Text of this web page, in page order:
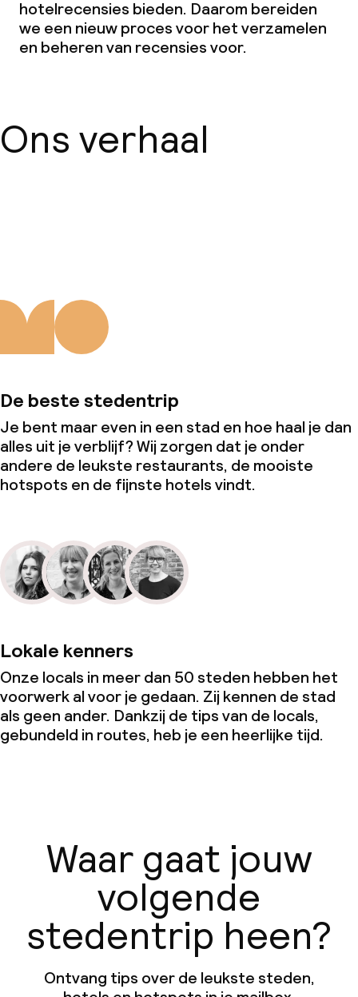
Zakelijke faciliteiten
Vergaderruimte
hotelrecensies bieden. Daarom bereiden
we een nieuw proces voor het verzamelen
en beheren van recensies voor.
Ons verhaal
De beste stedentrip
Je bent maar even in een stad en hoe haal je dan
alles uit je verblijf? Wij zorgen dat je onder
andere de leukste restaurants, de mooiste
hotspots en de fijnste hotels vindt.
Lokale kenners
Onze locals in meer dan 50 steden hebben het
voorwerk al voor je gedaan. Zij kennen de stad
als geen ander. Dankzij de tips van de locals,
gebundeld in routes, heb je een heerlijke tijd.
Waar gaat jouw
volgende
stedentrip heen?
Ontvang tips over de leukste steden,